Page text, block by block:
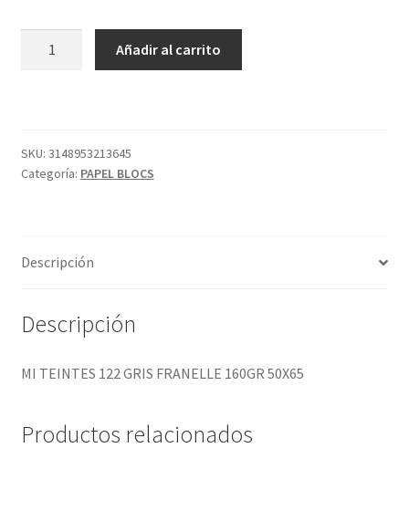
160GR
50X65
Añadir al carrito
SKU: 3148953213645
Categoría: PAPEL BLOCS
Descripción
Descripción
MI TEINTES 122 GRIS FRANELLE 160GR 50X65
Productos relacionados